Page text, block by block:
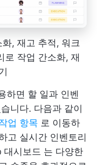
, 재고 추적, 워크
로 작업 간소화, 재
하면 할 일과 인벤
니다. 다음과 같이
업 항목 로 이동하
고 실시간 인벤토리
대시보드 는 다양한